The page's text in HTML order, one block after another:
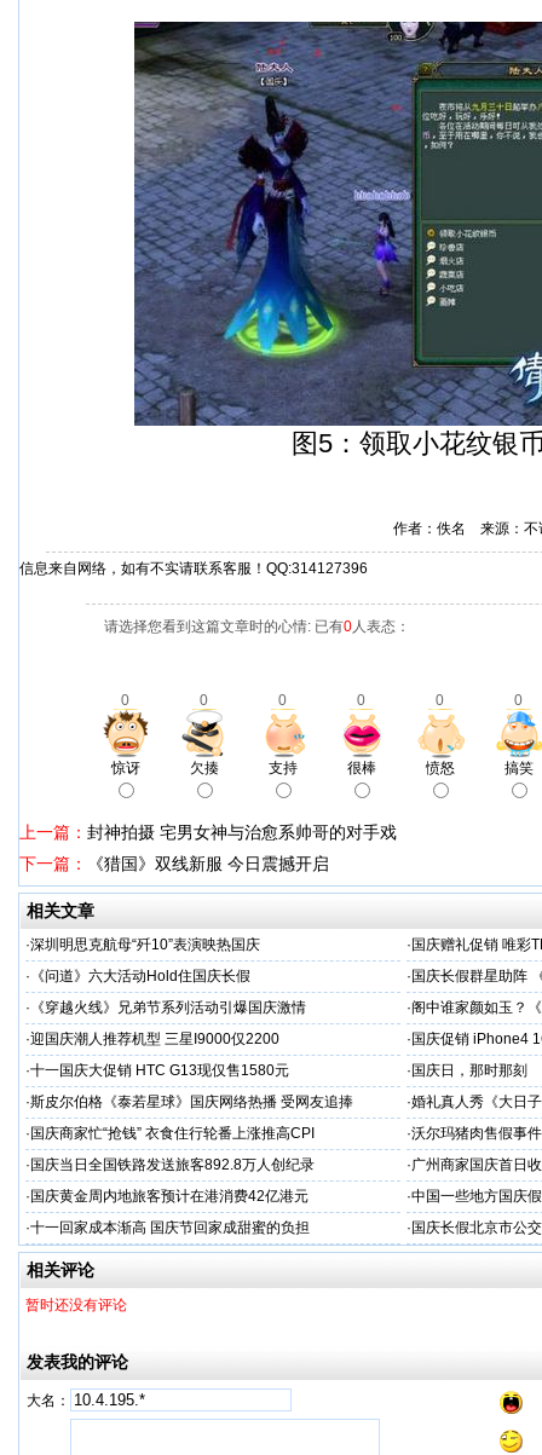
图5：领取小花纹银
作者：佚名 来源：
信息来自网络，如有不实请联系客服！QQ:314127396
请选择您看到这篇文章时的心情: 已有0人表态：
0 0 0 0 0 0
惊讶 欠揍 支持 很棒 愤怒 搞笑
上一篇： 封神拍摄 宅男女神与治愈系帅哥的对手戏
下一篇：
《猎国》双线新服 今日震撼开启
相关文章
·深圳明思克航母“歼10”表演映热国庆 · 国庆赠礼促销 唯彩
· 《问道》六大活动Hold住国庆长假 · 国庆长假群星助阵
· 《穿越火线》兄弟节系列活动引爆国庆激情 ·阁中谁家颜如玉？
·迎国庆潮人推荐机型 三星I9000仅2200 · 国庆促销 iPhone4
·十一国庆大促销 HTC G13现仅售1580元 · 国庆日，那时那刻
·斯皮尔伯格《泰若星球》国庆网络热播 受网友追捧 ·婚礼真人秀《大日
· 国庆商家忙“抢钱” 衣食住行轮番上涨推高CPI ·沃尔玛猪肉售假事
· 国庆当日全国铁路发送旅客892.8万人创纪录 ·广州商家国庆首日
· 国庆黄金周内地旅客预计在港消费42亿港元 ·中国一些地方国庆
·十一回家成本渐高 国庆节回家成甜蜜的负担 · 国庆长假北京市公
相关评论
暂时还没有评论
发表我的评论
大名：